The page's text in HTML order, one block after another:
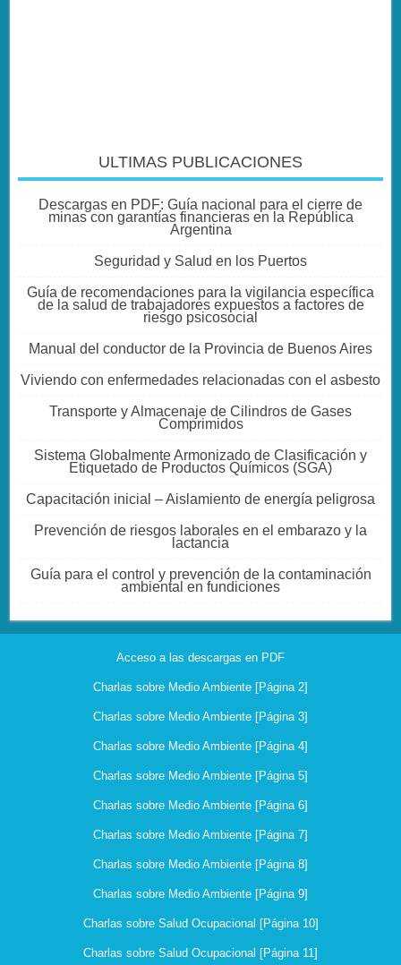
ULTIMAS PUBLICACIONES
Descargas en PDF: Guía nacional para el cierre de
minas con garantías financieras en la República
Argentina
Seguridad y Salud en los Puertos
Guía de recomendaciones para la vigilancia específica
de la salud de trabajadores expuestos a factores de
riesgo psicosocial
Manual del conductor de la Provincia de Buenos Aires
Viviendo con enfermedades relacionadas con el asbesto
Transporte y Almacenaje de Cilindros de Gases
Comprimidos
Sistema Globalmente Armonizado de Clasificación y
Etiquetado de Productos Químicos (SGA)
Capacitación inicial – Aislamiento de energía peligrosa
Prevención de riesgos laborales en el embarazo y la
lactancia
Guía para el control y prevención de la contaminación
ambiental en fundiciones
Acceso a las descargas en PDF
Charlas sobre Medio Ambiente [Página 2]
Charlas sobre Medio Ambiente [Página 3]
Charlas sobre Medio Ambiente [Página 4]
Charlas sobre Medio Ambiente [Página 5]
Charlas sobre Medio Ambiente [Página 6]
Charlas sobre Medio Ambiente [Página 7]
Charlas sobre Medio Ambiente [Página 8]
Charlas sobre Medio Ambiente [Página 9]
Charlas sobre Salud Ocupacional [Página 10]
Charlas sobre Salud Ocupacional [Página 11]